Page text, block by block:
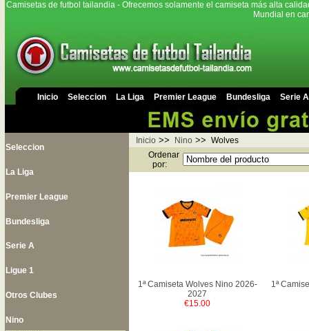
Camisetas de futbol tailandia - Ofrecemos solamente el camiseta más alta
Mundial en
Inicio Seleccion La Liga Premier League Bundesliga Serie A
Seleccion
La Liga
Premier League
Bundesliga
Serie A
Ligue 1
Otros Clubes
Nino
Inicio >> Nino >> Wolves
Ordenar
por:
1ª Camiseta Wolves Nino 2026-
2027
€15.00
1ª